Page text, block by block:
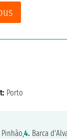
Porto
Pinhão,4. Barca